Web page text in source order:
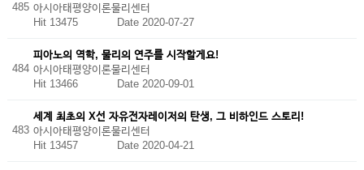
485 아시아태평양이론물리센터
Hit 13475 Date 2020-07-27
484
피아노의 역학, 물리의 연주를 시작할게요!
아시아태평양이론물리센터
Hit 13466 Date 2020-09-01
483
세계 최초의 X선 자유전자레이저의 탄생, 그 비하인드 스토리!
아시아태평양이론물리센터
Hit 13457 Date 2020-04-21